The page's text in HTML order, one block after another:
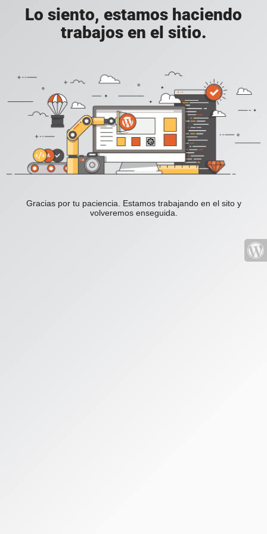
Lo siento, estamos haciendo
trabajos en el sitio.
Gracias por tu paciencia. Estamos trabajando en el sito y
volveremos enseguida.